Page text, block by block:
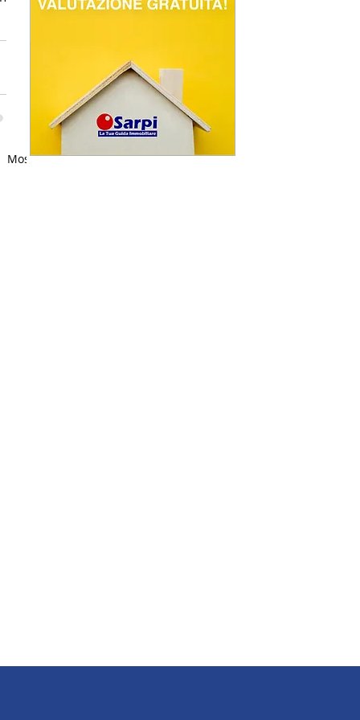
Mostra tutti